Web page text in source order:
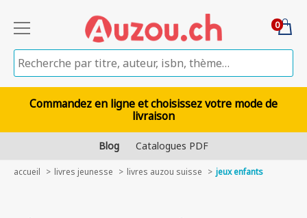
0
Commandez en ligne et choisissez votre mode de
livraison
Blog Catalogues PDF
accueil livres jeunesse livres auzou suisse jeux enfants